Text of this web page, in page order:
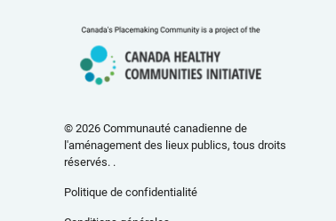
© 2026 Communauté canadienne de
l'aménagement des lieux publics, tous droits
réservés. .
Politique de confidentialité